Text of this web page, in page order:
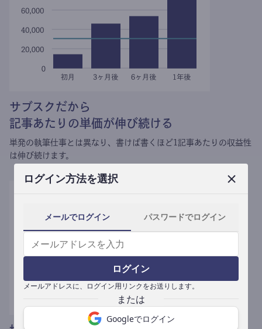
ログイン方法を選択
メールでログイン パスワードでログイン
ログイン
メールアドレスに、ログイン用リンクをお送りします。
Googleでログイン
サブスクだから
記事あたりの単価が伸び続ける
単発の執筆仕事とは異なり、 書けば書くほど1記事あたりの収益性
は伸び続けます。